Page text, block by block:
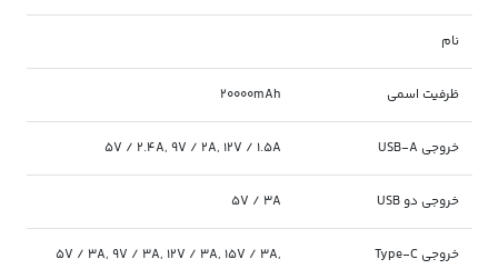
نام
ظرفیت اسمی 20000mAh
خروجی USB-A 5V / 2.4A, 9V / 2A, 12V / 1.5A
خروجی دو USB 5V / 3A
خروجی Type-C
5V / 3A, 9V / 3A, 12V / 3A, 15V / 3A,